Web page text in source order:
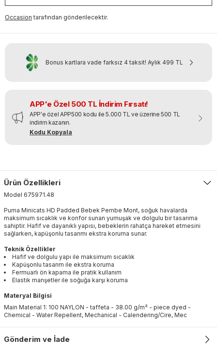
Occasion tarafından gönderilecektir.
Bonus kartlara vade farksız 4 taksit! Aylık 499 TL
APP'e Özel 500 TL İndirim Fırsatı!
APP'e özel APP500 kodu ile 5.000 TL ve üzerine 500 TL
indirim kazanın.
Kodu Kopyala
Ürün Özellikleri
Model 675971.48
Puma Minicats HD Padded Bebek Pembe Mont, soğuk havalarda
maksimum sıcaklık ve konfor sunan yumuşak ve dolgulu bir tasarıma
sahiptir. Hafif ve dayanıklı yapısı, bebeklerin rahatça hareket etmesini
sağlarken, kapüşonlu tasarımı ekstra koruma sunar.
Teknik Özellikler
Hafif ve dolgulu yapı ile maksimum sıcaklık
Kapüşonlu tasarım ile ekstra koruma
Fermuarlı ön kapama ile pratik kullanım
Elastik manşetler ile soğuğa karşı koruma
Materyal Bilgisi
Main Material 1: 100 NAYLON - taffeta - 38.00 g/m² - piece dyed -
Chemical - Water Repellent, Mechanical - Calendering/Cire, Mec
Gönderim ve İade